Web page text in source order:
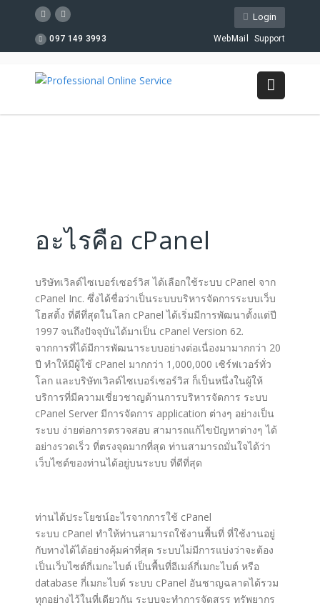
Login
097 149 3993 WebMail Support
อะไรคือ cPanel
บริษัทเวิลด์ไซเบอร์เซอร์วิส ได้เลือกใช้ระบบ cPanel จาก
cPanel Inc. ซึ่งได้ชื่อว่าเป็นระบบบริหารจัดการระบบเว็บ
โฮสติ้ง ที่ดีทึ่สุดในโลก cPanel ได้เริ่มมีการพัฒนาตั้งแต่ปี
1997 จนถึงปัจจุบันได้มาเป็น cPanel Version 62.
จากการที่ได้มีการพัฒนาระบบอย่างต่อเนื่องมามากกว่า 20
ปี ทำให้มีผู้ใช้ cPanel มากกว่า 1,000,000 เซิร์ฟเวอร์ทั่ว
โลก และบริษัทเวิลด์ไซเบอร์เซอร์วิส ก็เป็นหนึ่งในผู้ให้
บริการที่มีความเชี่ยวชาญด้านการบริหารจัดการ ระบบ
cPanel Server มีการจัดการ application ต่างๆ อย่างเป็น
ระบบ ง่ายต่อการตรวจสอบ สามารถแก้ไขปัญหาต่างๆ ได้
อย่างรวดเร็ว ที่ตรงจุดมากที่สุด ท่านสามารถมั่นใจได้ว่า
เว็บไซต์ของท่านได้อยู่บนระบบ ที่ดีที่สุด
ท่านได้ประโยชน์อะไรจากการใช้ cPanel
ระบบ cPanel ทำให้ท่านสามารถใช้งานพื้นที่ ที่ใช้งานอยู่
กับทางได้ได้อย่างคุ้มค่าที่สุด ระบบไม่มีการแบ่งว่าจะต้อง
เป็นเว็บไซต์กี่เมกะไบต์ เป็นพื้นที่อีเมล์กี่เมกะไบต์ หรือ
database กี่เมกะไบต์ ระบบ cPanel อันชาญฉลาดได้รวม
ทุกอย่างไว้ในที่เดียวกัน ระบบจะทำการจัดสรร ทรัพยากร